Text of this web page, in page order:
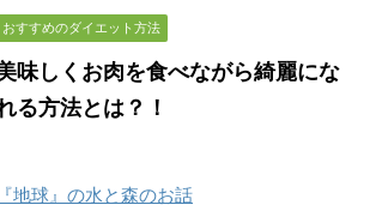
おすすめのダイエット方法
味しくお肉を食べながら綺麗にな
る方法とは？！
地球』の水と森のお話